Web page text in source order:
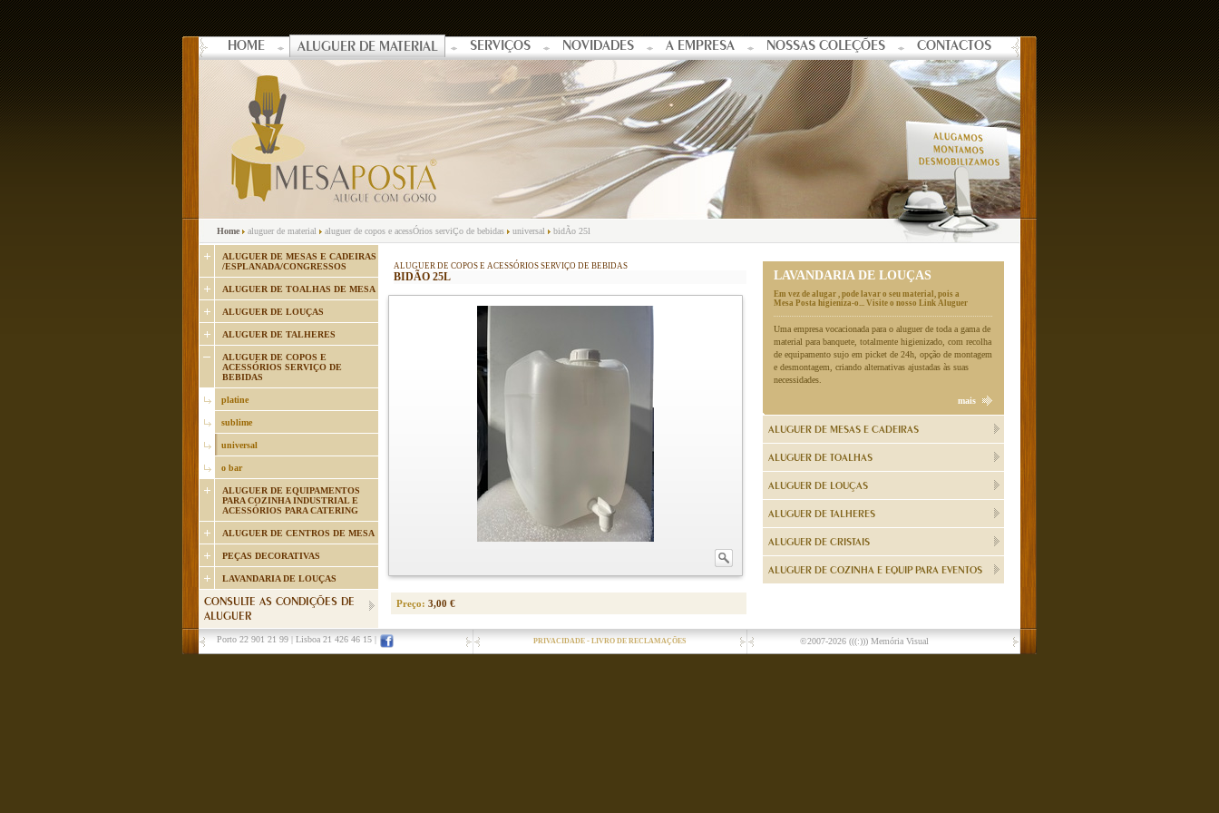
HOME ALUGUER DE MATERIAL SERVIÇOS NOVIDADES A EMPRESA NOSSAS COLEÇÕES CONTACTOS
Home aluguer de material aluguer de copos e acessÓrios serviÇo de bebidas universal bidÃo 25l
ALUGUER DE MESAS E CADEIRAS
/ESPLANADA/CONGRESSOS
ALUGUER DE TOALHAS DE MESA
ALUGUER DE LOUÇAS
ALUGUER DE TALHERES
ALUGUER DE COPOS E
ACESSÓRIOS SERVIÇO DE
BEBIDAS
platine
sublime
universal
o bar
ALUGUER DE EQUIPAMENTOS
PARA COZINHA INDUSTRIAL E
ACESSÓRIOS PARA CATERING
ALUGUER DE CENTROS DE MESA
PEÇAS DECORATIVAS
LAVANDARIA DE LOUÇAS
CONSULTE AS CONDIÇÕES DE
ALUGUER
ALUGUER DE COPOS E ACESSÓRIOS SERVIÇO DE BEBIDAS
BIDÃO 25L
Preço: 3,00 €
LAVANDARIA DE LOUÇAS
Em vez de alugar , pode lavar o seu material, pois a
Mesa Posta higieniza-o... Visite o nosso Link Aluguer
Uma empresa vocacionada para o aluguer de toda a gama de
material para banquete, totalmente higienizado, com recolha
de equipamento sujo em picket de 24h, opção de montagem
e desmontagem, criando alternativas ajustadas às suas
necessidades.
mais
ALUGUER DE MESAS E CADEIRAS
ALUGUER DE TOALHAS
ALUGUER DE LOUÇAS
ALUGUER DE TALHERES
ALUGUER DE CRISTAIS
ALUGUER DE COZINHA E EQUIP PARA EVENTOS
Porto 22 901 21 99 Lisboa 21 426 46 15 PRIVACIDADE - LIVRO DE RECLAMAÇÕES ©2007-2026 (((:))) Memória Visual